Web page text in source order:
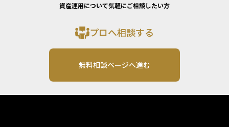
資産運用について気軽にご相談したい方
プロへ相談する
無料相談ページへ進む